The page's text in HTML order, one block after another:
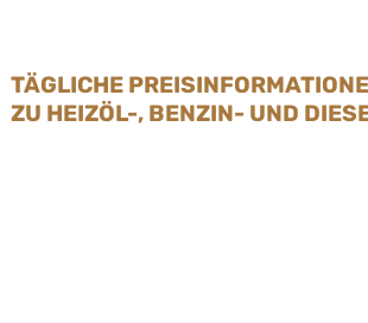
TÄGLICHE
ZU HEIZÖL-, BENZIN- UND